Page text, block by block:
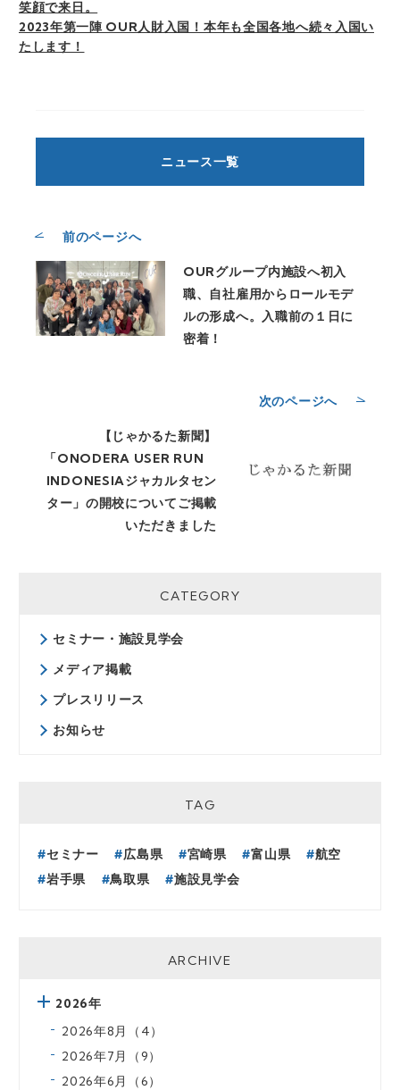
笑顔で来日。
2023年第一陣 OUR人財入国！本年も全国各地へ続々入国い
たします！
ニュース一覧
前のページへ
OURグループ内施設へ初入
職、自社雇用からロールモデ
ルの形成へ。入職前の１日に
密着！
次のページへ
【じゃかるた新聞】
「ONODERA USER RUN
INDONESIAジャカルタセン
ター」の開校についてご掲載
いただきました
CATEGORY
セミナー・施設見学会
メディア掲載
プレスリリース
お知らせ
TAG
セミナー 広島県 宮崎県 富山県
航空
岩手県
鳥取県 施設見学会
ARCHIVE
2026年
2026年8月（4）
2026年7月（9）
2026年6月（6）